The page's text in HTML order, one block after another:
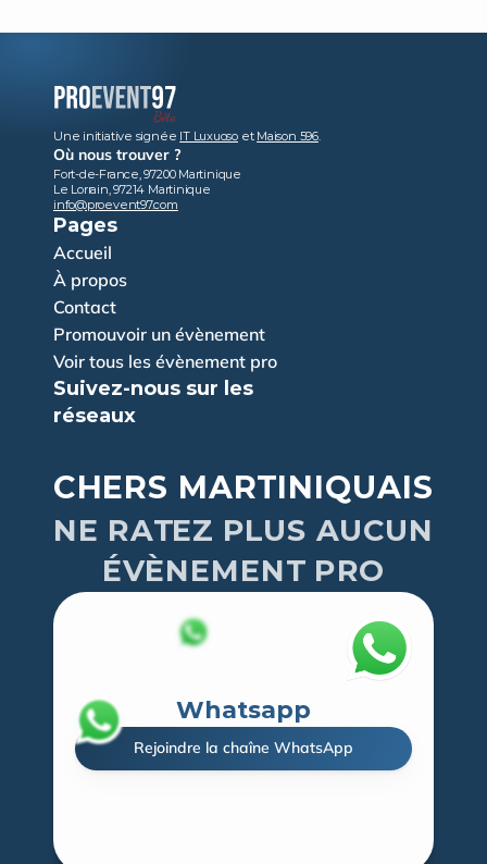
Une initiative signée IT Luxuoso et Maison 596.
Où nous trouver ?
Fort-de-France, 97200 Martinique
Le Lorrain, 97214 Martinique
info@proevent97.com
Pages
Accueil
À propos
Contact
Promouvoir un évènement
Voir tous les évènement pro
Suivez-nous sur les
réseaux
CHERS MARTINIQUAIS
NE RATEZ PLUS AUCUN
ÉVÈNEMENT PRO
Whatsapp
Rejoindre la chaîne WhatsApp